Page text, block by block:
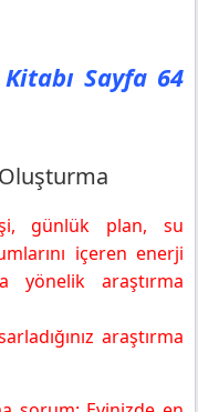
Sayfa 64
günlük plan, su
içeren enerji
yönelik araştırma
araştırma